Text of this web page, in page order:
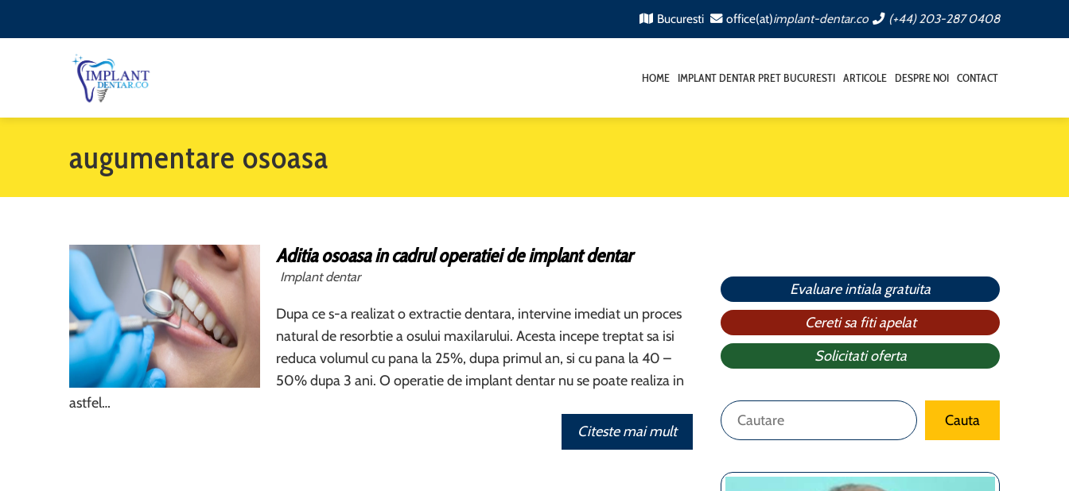
Bucuresti office(at)implant-dentar.co (+44) 203-287 0408
HOME IMPLANT DENTAR PRET BUCURESTI ARTICOLE DESPRE NOI CONTACT
augumentare osoasa
Aditia osoasa in cadrul operatiei de implant dentar
Implant dentar
Dupa ce s-a realizat o extractie dentara, intervine imediat un proces
natural de resorbtie a osului maxilarului. Acesta incepe treptat sa isi
reduca volumul cu pana la 25%, dupa primul an, si cu pana la 40 –
50% dupa 3 ani. O operatie de implant dentar nu se poate realiza in
astfel…
Citeste mai mult
Evaluare intiala gratuita
Cereti sa fiti apelat
Solicitati oferta
Caută Cauta